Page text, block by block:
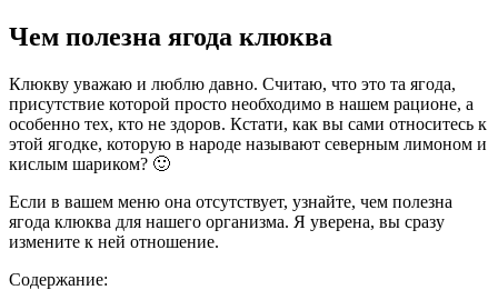
Чем полезна ягода клюква
Клюкву уважаю и люблю давно. Считаю, что это та ягода,
присутствие которой просто необходимо в нашем рационе, а
особенно тех, кто не здоров. Кстати, как вы сами относитесь к
этой ягодке, которую в народе называют северным лимоном и
кислым шариком? 🙂
Если в вашем меню она отсутствует, узнайте, чем полезна
ягода клюква для нашего организма. Я уверена, вы сразу
измените к ней отношение.
Содержание: